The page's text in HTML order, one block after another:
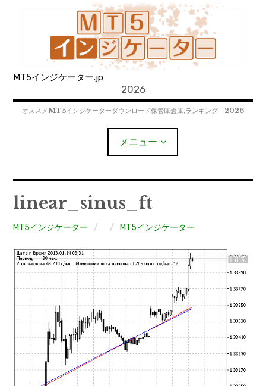
MT5インジケーター.jp
2026
オススメMT5インジケーターダウンロード保管庫倉庫,ランキング 2026
メニュー
MT5EAﾀﾞｳﾝﾛｰﾄﾞ
MT4インジケーター
mqファイルをexファイルにする方法
linear_sinus_ft
MT5インジケーター MT5インジケーター